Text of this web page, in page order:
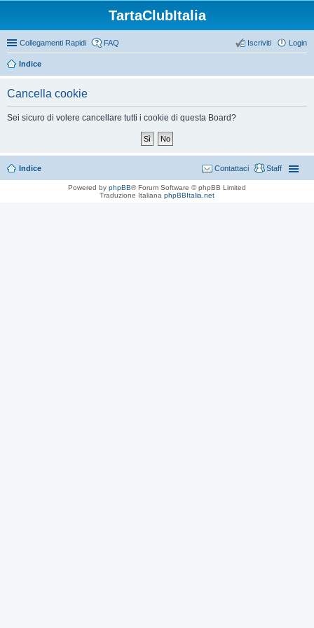
TartaClubItalia
Collegamenti Rapidi FAQ Login
Iscriviti
Indice
Cancella cookie
Sei sicuro di volere cancellare tutti i cookie di questa Board?
Indice Staff
Contattaci
Powered by phpBB® Forum Software © phpBB Limited
Traduzione Italiana phpBBItalia.net